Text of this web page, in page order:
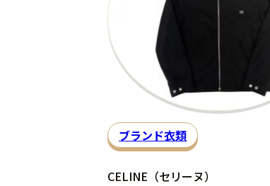
ブランド衣類
CELINE（セリーヌ）